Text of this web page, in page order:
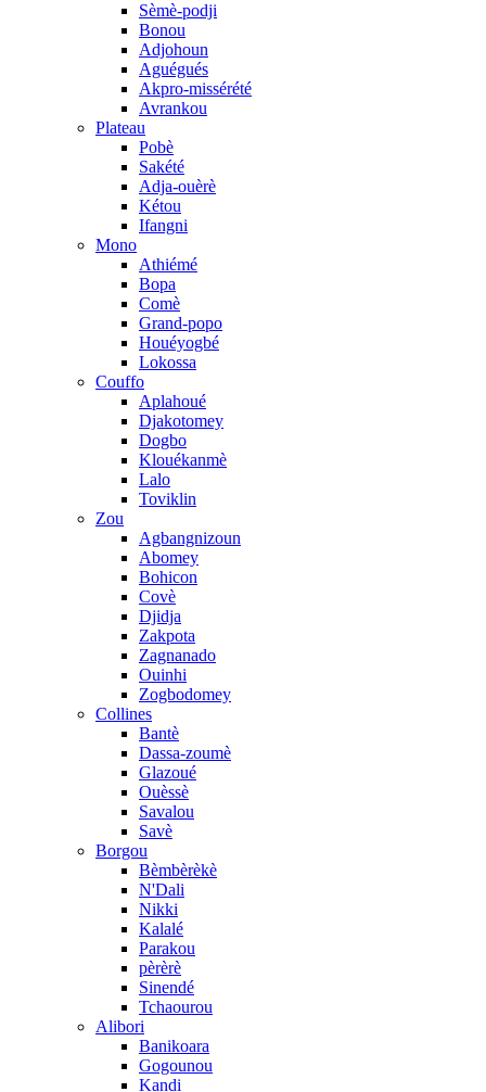
Sèmè-podji
Bonou
Adjohoun
Aguégués
Akpro-missérété
Avrankou
Plateau
Pobè
Sakété
Adja-ouèrè
Kétou
Ifangni
Mono
Athiémé
Bopa
Comè
Grand-popo
Houéyogbé
Lokossa
Couffo
Aplahoué
Djakotomey
Dogbo
Klouékanmè
Lalo
Toviklin
Zou
Agbangnizoun
Abomey
Bohicon
Covè
Djidja
Zakpota
Zagnanado
Ouinhi
Zogbodomey
Collines
Bantè
Dassa-zoumè
Glazoué
Ouèssè
Savalou
Savè
Borgou
Bèmbèrèkè
N'Dali
Nikki
Kalalé
Parakou
pèrèrè
Sinendé
Tchaourou
Alibori
Banikoara
Gogounou
Kandi